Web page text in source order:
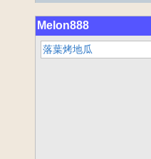
Melon888
落葉烤地瓜